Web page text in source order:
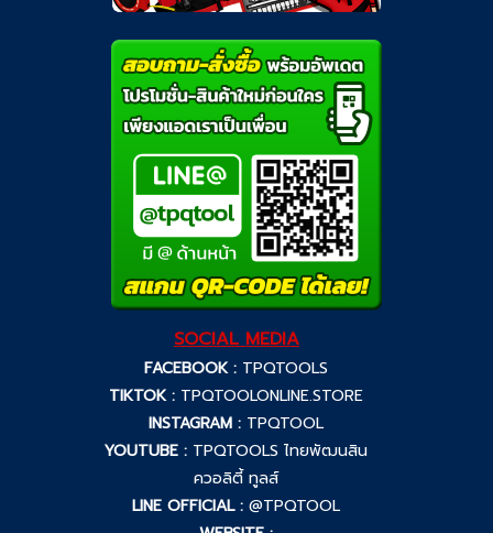
SOCIAL MEDIA
FACEBOOK : TPQTOOLS
TIKTOK : TPQTOOLONLINE.STORE
INSTAGRAM : TPQTOOL
YOUTUBE : TPQTOOLS ไทยพัฒนสิน
ควอลิตี้ ทูลส์
LINE OFFICIAL : @TPQTOOL